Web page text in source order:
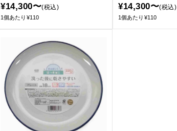
¥14,300〜(税込)
1個あたり¥110
¥14,300〜(税込)
1個あたり¥110